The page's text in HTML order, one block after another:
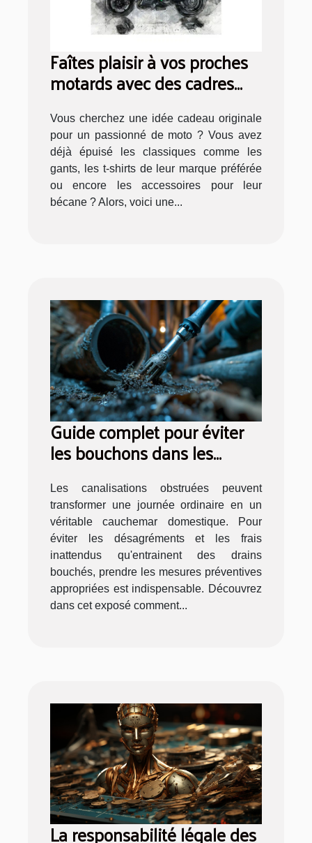
Faîtes plaisir à vos proches
motards avec des cadres
Vous cherchez une idée cadeau originale
pour un passionné de moto ? Vous avez
déjà épuisé les classiques comme les
gants, les t-shirts de leur marque préférée
ou encore les accessoires pour leur
bécane ? Alors, voici une...
Guide complet pour éviter
les bouchons dans les
Les canalisations obstruées peuvent
transformer une journée ordinaire en un
véritable cauchemar domestique. Pour
éviter les désagréments et les frais
inattendus qu'entrainent des drains
bouchés, prendre les mesures préventives
appropriées est indispensable. Découvrez
dans cet exposé comment...
La responsabilité légale des